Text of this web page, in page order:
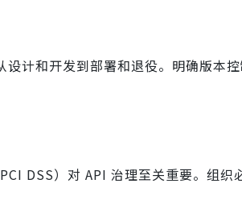
设计和开发到部署和退役。明确版本
DSS）对 API 治理至关重要。组